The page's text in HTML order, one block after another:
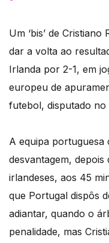
Um ‘bis’ de
dar a volta ao
Irlanda por 2-1, em
europeu de
futebol, disputado no
A equipa
desvantagem, depois
irlandeses, aos 45
que Portugal dispôs
adiantar, quando o
penalidade, mas